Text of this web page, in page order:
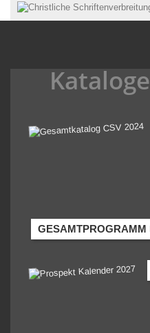
Kataloge
GESAMTPROGRAMM